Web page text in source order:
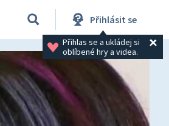
Přihlásit se
Přihlas se a ukládej si
oblíbené hry a videa.